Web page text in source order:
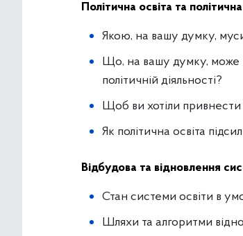
Політична освіта та
Якою, на вашу думку,
Що, на вашу думку, може
політичній діяльності?
Щоб ви хотіли привнести
Як політична освіта
Відбудова та відновлення
Стан системи освіти в
Шляхи та алгоритми